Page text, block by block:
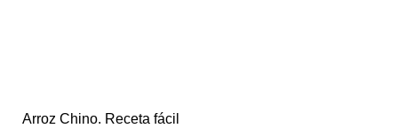
Arroz Chino. Receta fácil